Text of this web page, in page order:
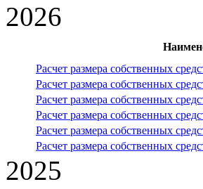
2026
Расчет размера собственных
Расчет размера собственных
Расчет размера собственных
Расчет размера собственных
Расчет размера собственных
Расчет размера собственных
2025